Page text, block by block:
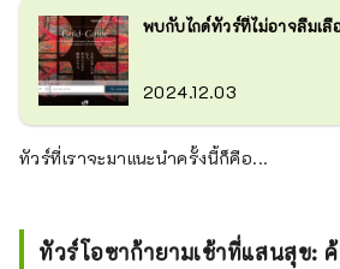
พบกับไกด์ทัวร์ที่ไม่อาจลืมเลื
2024.12.03
ทัวร์ที่เราจะมาแนะนำครั้งนี้ก็คือ...
ทัวร์โอซาก้ายามเช้าที่แสนสุข: